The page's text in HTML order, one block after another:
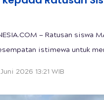
— Ratusan siswa
istimewa untuk
2026 13:21 WIB